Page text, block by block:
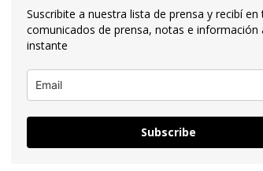
Suscribite a nuestra lista de prensa y recibí en
comunicados de prensa, notas e información
instante
Subscribe